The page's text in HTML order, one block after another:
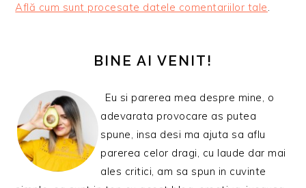
Află cum sunt procesate datele comentariilor tale
PRINCIPALĂBINE AI VENIT!
Eu si parerea mea despre mine, o
adevarata provocare as putea
spune, insa desi ma ajuta sa aflu
parerea celor dragi, cu laude dar mai
ales critici, am sa spun in cuvinte